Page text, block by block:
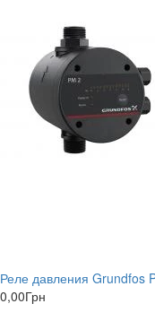
Реле давления Grundfos
0,00Грн